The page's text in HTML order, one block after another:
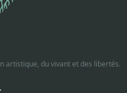
artistique, du vivant et des libertés.